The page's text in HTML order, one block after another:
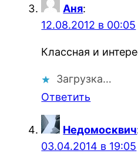
Аня:
12.08.2012 в 00:05
Классная и
Загрузка…
Ответить
Недомосквич
03.04.2014 в 19:05